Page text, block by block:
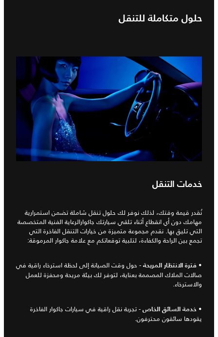
حلول متكاملة للتنقل
خدمات التنقل
نُقدر قيمة وقتك، لذلك نوفر لك حلول تنقل شاملة تضمن استمرارية
مهامك دون أي انقطاع أثناء تلقي سيارتك جاكوارالرعاية الفنية المتخصصة
التي تليق بها. نقدم مجموعة متميزة من خيارات التنقل الفاخرة التي
تجمع بين الراحة والكفاءة، لتلبية توقعاتكم مع علامة جاكوار المرموقة:
• فترة الانتظار المريحة - حول وقت الصيانة إلى لحظة استرخاء راقية في
صالات الملاك المصممة بعناية، لتوفر لك بيئة مريحة ومحفزة للعمل
والاسترخاء.
• خدمة السائق الخاص - تجربة نقل راقية في سيارات جاكوار الفاخرة
يقودها سائقون محترفون.